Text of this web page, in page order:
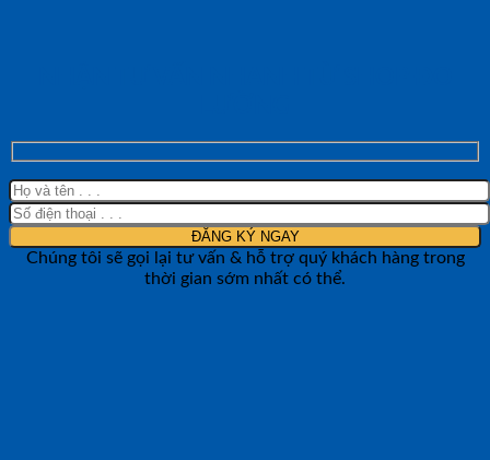
Chúng tôi sẽ gọi lại tư vấn & hỗ trợ quý khách hàng trong
thời gian sớm nhất có thể.